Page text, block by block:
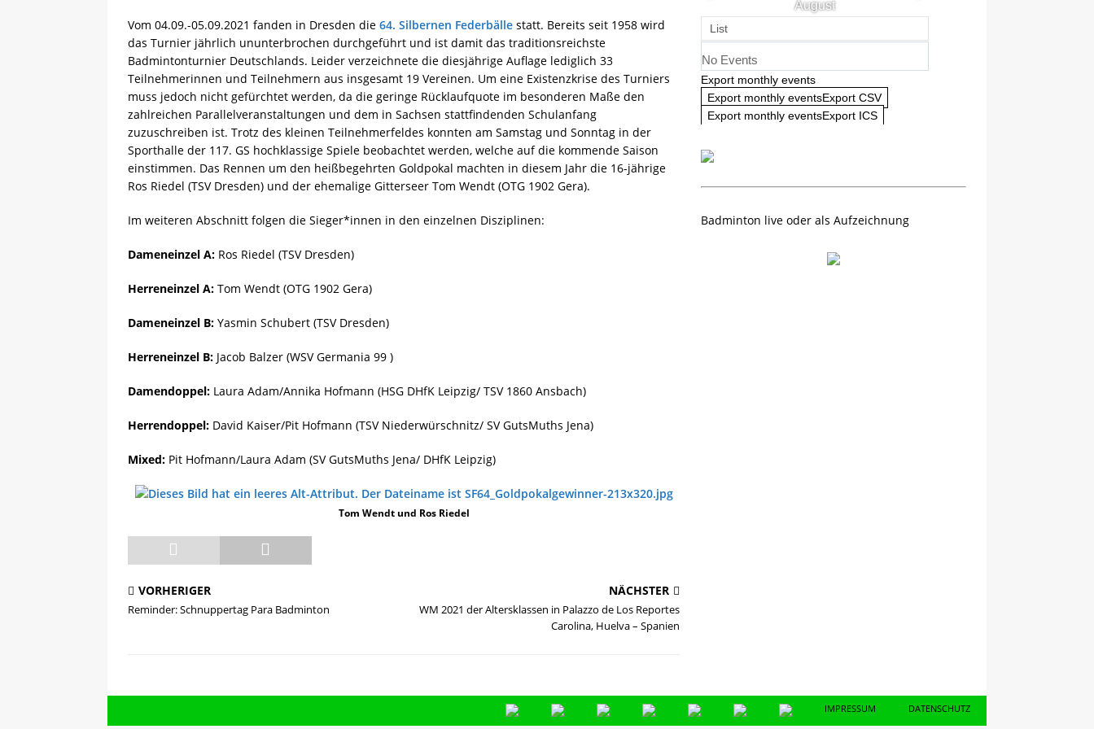
[ 13.05.2025 ]
Sächsische Rangliste U09 und U11 NEWS
Vom 04.09.-05.09.2021 fanden in Dresden die 64. Silbernen Federbälle statt. Bereits seit 1958 wird
das Turnier jährlich ununterbrochen durchgeführt und ist damit das traditionsreichste
Badmintonturnier Deutschlands. Leider verzeichnete die diesjährige Auflage lediglich 33
Teilnehmerinnen und Teilnehmern aus insgesamt 19 Vereinen. Um eine Existenzkrise des Turniers
muss jedoch nicht gefürchtet werden, da die geringe Rücklaufquote im besonderen Maße den
zahlreichen Parallelveranstaltungen und dem in Sachsen stattfindenden Schulanfang
zuzuschreiben ist. Trotz des kleinen Teilnehmerfeldes konnten am Samstag und Sonntag in der
Sporthalle der 117. GS hochklassige Spiele beobachtet werden, welche auf die kommende Saison
einstimmen. Das Rennen um den heißbegehrten Goldpokal machten in diesem Jahr die 16-jährige
Ros Riedel (TSV Dresden) und der ehemalige Gitterseer Tom Wendt (OTG 1902 Gera).
Im weiteren Abschnitt folgen die Sieger*innen in den einzelnen Disziplinen:
Dameneinzel A: Ros Riedel (TSV Dresden)
Herreneinzel A: Tom Wendt (OTG 1902 Gera)
Dameneinzel B: Yasmin Schubert (TSV Dresden)
Herreneinzel B: Jacob Balzer (WSV Germania 99 )
Damendoppel: Laura Adam/Annika Hofmann (HSG DHfK Leipzig/ TSV 1860 Ansbach)
Herrendoppel: David Kaiser/Pit Hofmann (TSV Niederwürschnitz/ SV GutsMuths Jena)
Mixed: Pit Hofmann/Laura Adam (SV GutsMuths Jena/ DHfK Leipzig)
Tom Wendt und Ros Riedel
VORHERIGER
Reminder: Schnuppertag Para Badminton
NÄCHSTER
WM 2021 der Altersklassen in Palazzo de Los Reportes
Carolina, Huelva – Spanien
August
List
No Events
Export monthly events
Export monthly eventsExport CSV
Export monthly eventsExport ICS
Badminton live oder als Aufzeichnung
IMPRESSUM DATENSCHUTZ